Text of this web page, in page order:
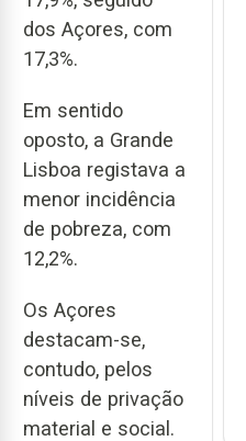
dos Açores, com
17,3%.
Em sentido
oposto, a Grande
Lisboa registava a
menor incidência
de pobreza, com
12,2%.
Os Açores
destacam-se,
contudo, pelos
níveis de privação
material e social.